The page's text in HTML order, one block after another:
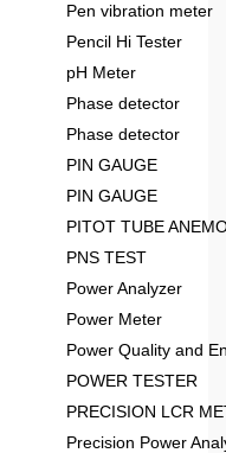
Pen vibration meter
Pencil Hi Tester
pH Meter
Phase detector
Phase detector
PIN GAUGE
PIN GAUGE
PITOT TUBE
PNS TEST
Power Analyzer
Power Meter
Power Quality and
POWER TESTER
PRECISION LCR
Precision Power